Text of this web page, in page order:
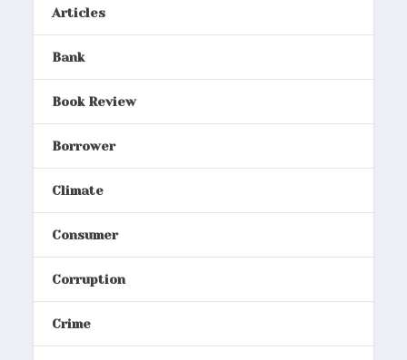
Articles
Bank
Book Review
Borrower
Climate
Consumer
Corruption
Crime